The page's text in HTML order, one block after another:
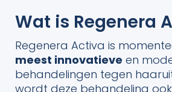
Wat is Regenera
Regenera Activa is
meest innovatieve en
behandelingen tegen
wordt deze behandeling